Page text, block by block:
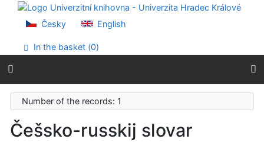
Go to content
Go to menu
Accessibility declaration
Česky English
In the basket (0)
Number of the records: 1
Češsko-russkij slovar